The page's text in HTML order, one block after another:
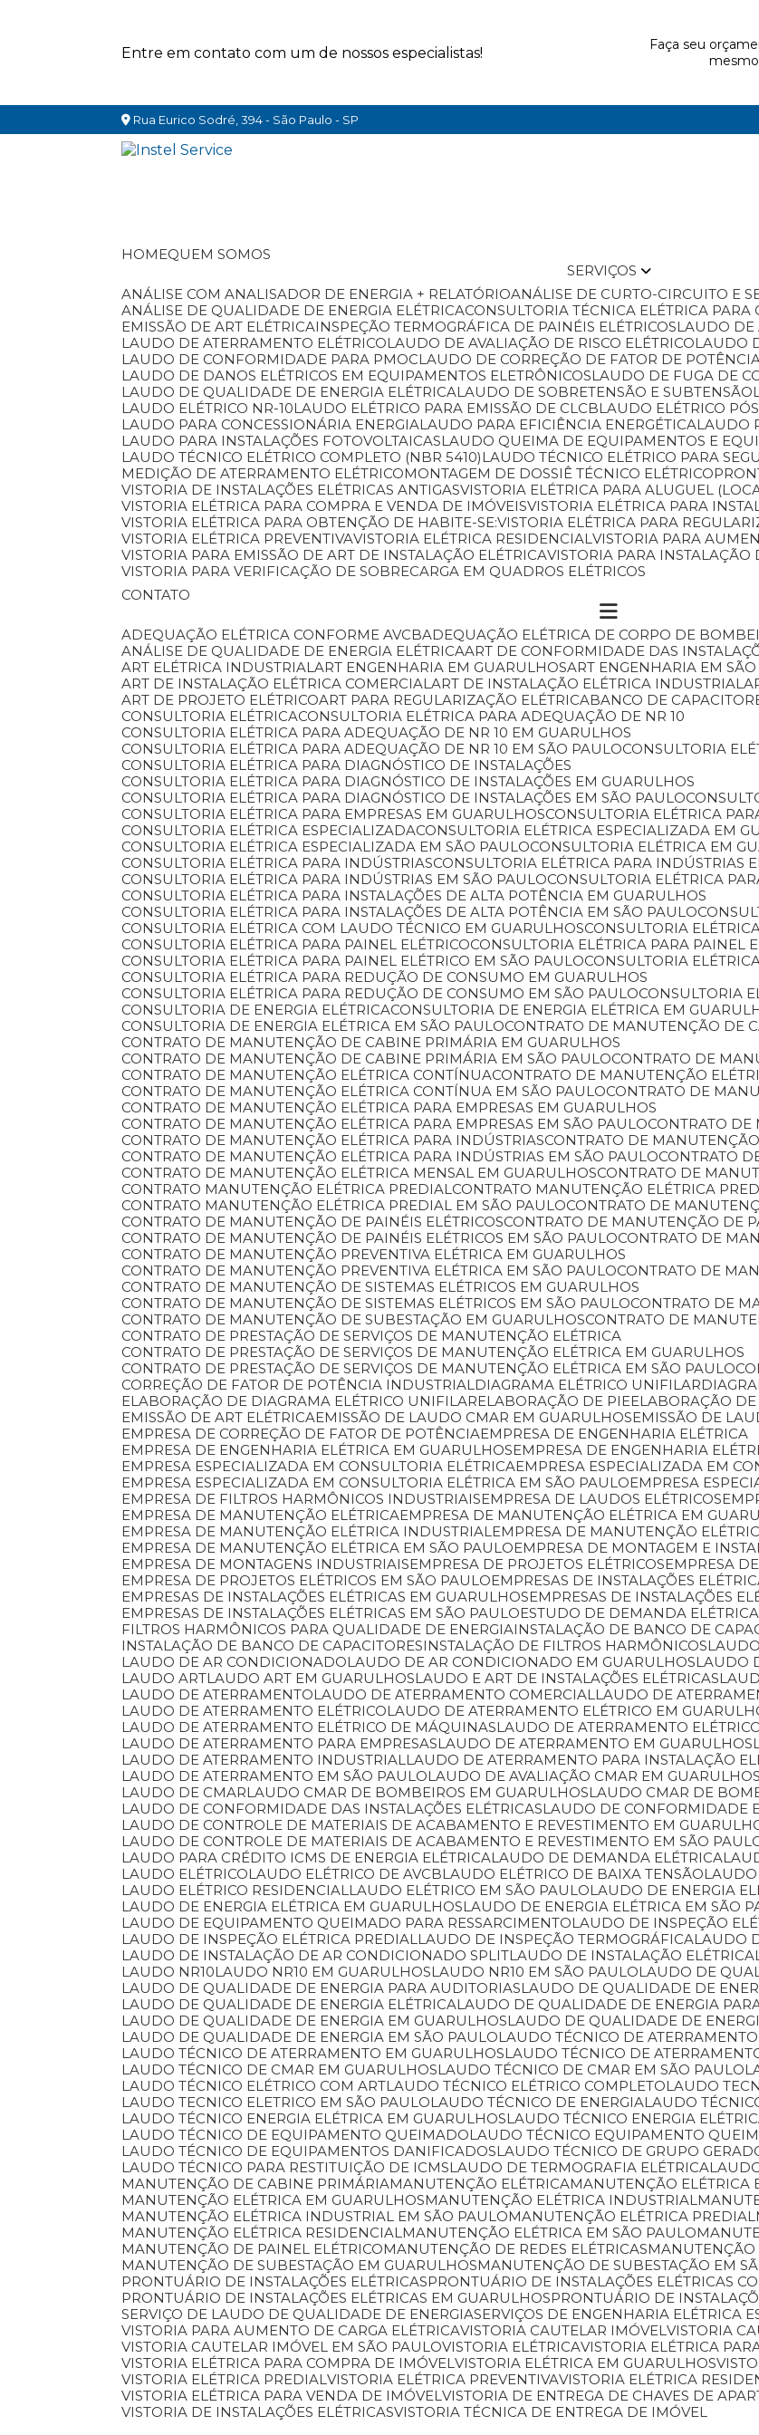
Entre em contato com um de nossos especialistas!
Faça seu
mesmo
Rua Eurico Sodré, 394 - São Paulo - SP
HOME
QUEM SOMOS
SERVIÇOS
ANÁLISE COM ANALISADOR DE ENERGIA + RELATÓRIO
ANÁLISE DE CURTO-CIRCUITO E
ANÁLISE DE QUALIDADE DE ENERGIA ELÉTRICA CONSULTORIA TÉCNICA ELÉTRICA
EMISSÃO DE ART ELÉTRICA INSPEÇÃO TERMOGRÁFICA DE PAINÉIS ELÉTRICOS LAUDO
LAUDO DE ATERRAMENTO ELÉTRICO LAUDO DE AVALIAÇÃO DE RISCO ELÉTRICO LAUDO
LAUDO DE CONFORMIDADE PARA PMOC LAUDO DE CORREÇÃO DE FATOR DE
LAUDO DE DANOS ELÉTRICOS EM EQUIPAMENTOS ELETRÔNICOS LAUDO DE FUGA DE
LAUDO DE QUALIDADE DE ENERGIA ELÉTRICA LAUDO DE SOBRETENSÃO E SUBTENSÃO
LAUDO ELÉTRICO NR-10 LAUDO ELÉTRICO PARA EMISSÃO DE CLCB LAUDO ELÉTRICO
LAUDO PARA CONCESSIONÁRIA ENERGIA LAUDO PARA EFICIÊNCIA ENERGÉTICA LAUDO
LAUDO PARA INSTALAÇÕES FOTOVOLTAICAS LAUDO QUEIMA DE EQUIPAMENTOS E
LAUDO TÉCNICO ELÉTRICO COMPLETO (NBR 5410)
LAUDO TÉCNICO ELÉTRICO PARA
MEDIÇÃO DE ATERRAMENTO ELÉTRICO
MONTAGEM DE DOSSIÊ TÉCNICO ELÉTRICO
VISTORIA DE INSTALAÇÕES ELÉTRICAS ANTIGAS VISTORIA ELÉTRICA PARA ALUGUEL
VISTORIA ELÉTRICA PARA COMPRA E VENDA DE IMÓVEIS VISTORIA ELÉTRICA PARA
VISTORIA ELÉTRICA PARA OBTENÇÃO DE HABITE-SE: VISTORIA ELÉTRICA PARA
VISTORIA ELÉTRICA PREVENTIVA VISTORIA ELÉTRICA RESIDENCIAL VISTORIA PARA
VISTORIA PARA EMISSÃO DE ART DE INSTALAÇÃO ELÉTRICA VISTORIA PARA
VISTORIA PARA VERIFICAÇÃO DE SOBRECARGA EM QUADROS ELÉTRICOS
CONTATO
ADEQUAÇÃO ELÉTRICA CONFORME AVCB ADEQUAÇÃO ELÉTRICA DE CORPO DE
ANÁLISE DE QUALIDADE DE ENERGIA ELÉTRICA
ART DE CONFORMIDADE DAS
ART ELÉTRICA INDUSTRIAL
ART ENGENHARIA EM GUARULHOS
ART ENGENHARIA EM
ART DE INSTALAÇÃO ELÉTRICA COMERCIAL
ART DE INSTALAÇÃO ELÉTRICA INDUSTRIAL
ART DE PROJETO ELÉTRICO
ART PARA REGULARIZAÇÃO ELÉTRICA
BANCO DE
CONSULTORIA ELÉTRICA CONSULTORIA ELÉTRICA PARA ADEQUAÇÃO DE NR 10
CONSULTORIA ELÉTRICA PARA ADEQUAÇÃO DE NR 10 EM GUARULHOS
CONSULTORIA ELÉTRICA PARA ADEQUAÇÃO DE NR 10 EM SÃO PAULO
CONSULTORIA
CONSULTORIA ELÉTRICA PARA DIAGNÓSTICO DE INSTALAÇÕES
CONSULTORIA ELÉTRICA PARA DIAGNÓSTICO DE INSTALAÇÕES EM GUARULHOS
CONSULTORIA ELÉTRICA PARA DIAGNÓSTICO DE INSTALAÇÕES EM SÃO PAULO
CONSULTORIA ELÉTRICA PARA EMPRESAS EM GUARULHOS
CONSULTORIA ELÉTRICA
CONSULTORIA ELÉTRICA ESPECIALIZADA CONSULTORIA ELÉTRICA ESPECIALIZADA EM
CONSULTORIA ELÉTRICA ESPECIALIZADA EM SÃO PAULO
CONSULTORIA ELÉTRICA EM
CONSULTORIA ELÉTRICA PARA INDÚSTRIAS
CONSULTORIA ELÉTRICA PARA INDÚSTRIAS
CONSULTORIA ELÉTRICA PARA INDÚSTRIAS EM SÃO PAULO
CONSULTORIA ELÉTRICA
CONSULTORIA ELÉTRICA PARA INSTALAÇÕES DE ALTA POTÊNCIA EM GUARULHOS
CONSULTORIA ELÉTRICA PARA INSTALAÇÕES DE ALTA POTÊNCIA EM SÃO PAULO
CONSULTORIA ELÉTRICA COM LAUDO TÉCNICO EM GUARULHOS
CONSULTORIA
CONSULTORIA ELÉTRICA PARA PAINEL ELÉTRICO
CONSULTORIA ELÉTRICA PARA PAINEL
CONSULTORIA ELÉTRICA PARA PAINEL ELÉTRICO EM SÃO PAULO
CONSULTORIA
CONSULTORIA ELÉTRICA PARA REDUÇÃO DE CONSUMO EM GUARULHOS
CONSULTORIA ELÉTRICA PARA REDUÇÃO DE CONSUMO EM SÃO PAULO
CONSULTORIA
CONSULTORIA DE ENERGIA ELÉTRICA CONSULTORIA DE ENERGIA ELÉTRICA EM
CONSULTORIA DE ENERGIA ELÉTRICA EM SÃO PAULO
CONTRATO DE MANUTENÇÃO DE
CONTRATO DE MANUTENÇÃO DE CABINE PRIMÁRIA EM GUARULHOS
CONTRATO DE MANUTENÇÃO DE CABINE PRIMÁRIA EM SÃO PAULO
CONTRATO DE
CONTRATO DE MANUTENÇÃO ELÉTRICA CONTÍNUA CONTRATO DE MANUTENÇÃO
CONTRATO DE MANUTENÇÃO ELÉTRICA CONTÍNUA EM SÃO PAULO
CONTRATO DE
CONTRATO DE MANUTENÇÃO ELÉTRICA PARA EMPRESAS EM GUARULHOS
CONTRATO DE MANUTENÇÃO ELÉTRICA PARA EMPRESAS EM SÃO PAULO
CONTRATO
CONTRATO DE MANUTENÇÃO ELÉTRICA PARA INDÚSTRIAS
CONTRATO DE
CONTRATO DE MANUTENÇÃO ELÉTRICA PARA INDÚSTRIAS EM SÃO PAULO
CONTRATO
CONTRATO DE MANUTENÇÃO ELÉTRICA MENSAL EM GUARULHOS
CONTRATO DE
CONTRATO MANUTENÇÃO ELÉTRICA PREDIAL CONTRATO MANUTENÇÃO ELÉTRICA
CONTRATO MANUTENÇÃO ELÉTRICA PREDIAL EM SÃO PAULO
CONTRATO DE
CONTRATO DE MANUTENÇÃO DE PAINÉIS ELÉTRICOS
CONTRATO DE MANUTENÇÃO DE
CONTRATO DE MANUTENÇÃO DE PAINÉIS ELÉTRICOS EM SÃO PAULO
CONTRATO DE
CONTRATO DE MANUTENÇÃO PREVENTIVA ELÉTRICA EM GUARULHOS
CONTRATO DE MANUTENÇÃO PREVENTIVA ELÉTRICA EM SÃO PAULO
CONTRATO DE
CONTRATO DE MANUTENÇÃO DE SISTEMAS ELÉTRICOS EM GUARULHOS
CONTRATO DE MANUTENÇÃO DE SISTEMAS ELÉTRICOS EM SÃO PAULO
CONTRATO DE
CONTRATO DE MANUTENÇÃO DE SUBESTAÇÃO EM GUARULHOS
CONTRATO DE
CONTRATO DE PRESTAÇÃO DE SERVIÇOS DE MANUTENÇÃO ELÉTRICA
CONTRATO DE PRESTAÇÃO DE SERVIÇOS DE MANUTENÇÃO ELÉTRICA EM GUARULHOS
CONTRATO DE PRESTAÇÃO DE SERVIÇOS DE MANUTENÇÃO ELÉTRICA EM SÃO PAULO
CORREÇÃO DE FATOR DE POTÊNCIA INDUSTRIAL
DIAGRAMA ELÉTRICO UNIFILAR
ELABORAÇÃO DE DIAGRAMA ELÉTRICO UNIFILAR
ELABORAÇÃO DE PIE ELABORAÇÃO
EMISSÃO DE ART ELÉTRICA EMISSÃO DE LAUDO CMAR EM GUARULHOS
EMISSÃO DE
EMPRESA DE CORREÇÃO DE FATOR DE POTÊNCIA EMPRESA DE ENGENHARIA ELÉTRICA
EMPRESA DE ENGENHARIA ELÉTRICA EM GUARULHOS
EMPRESA DE ENGENHARIA
EMPRESA ESPECIALIZADA EM CONSULTORIA ELÉTRICA EMPRESA ESPECIALIZADA EM
EMPRESA ESPECIALIZADA EM CONSULTORIA ELÉTRICA EM SÃO PAULO
EMPRESA
EMPRESA DE FILTROS HARMÔNICOS INDUSTRIAIS
EMPRESA DE LAUDOS ELÉTRICOS
EMPRESA DE MANUTENÇÃO ELÉTRICA EMPRESA DE MANUTENÇÃO ELÉTRICA EM
EMPRESA DE MANUTENÇÃO ELÉTRICA INDUSTRIAL EMPRESA DE MANUTENÇÃO
EMPRESA DE MANUTENÇÃO ELÉTRICA EM SÃO PAULO
EMPRESA DE MONTAGEM E
EMPRESA DE MONTAGENS INDUSTRIAIS
EMPRESA DE PROJETOS ELÉTRICOS
EMPRESA
EMPRESA DE PROJETOS ELÉTRICOS EM SÃO PAULO
EMPRESAS DE INSTALAÇÕES
EMPRESAS DE INSTALAÇÕES ELÉTRICAS EM GUARULHOS
EMPRESAS DE INSTALAÇÕES
EMPRESAS DE INSTALAÇÕES ELÉTRICAS EM SÃO PAULO
ESTUDO DE DEMANDA ELÉTRICA
FILTROS HARMÔNICOS PARA QUALIDADE DE ENERGIA INSTALAÇÃO DE BANCO DE
INSTALAÇÃO DE BANCO DE CAPACITORES INSTALAÇÃO DE FILTROS HARMÔNICOS
LAUDO DE AR CONDICIONADO LAUDO DE AR CONDICIONADO EM GUARULHOS LAUDO
LAUDO ART LAUDO ART EM GUARULHOS LAUDO E ART DE INSTALAÇÕES ELÉTRICAS
LAUDO DE ATERRAMENTO LAUDO DE ATERRAMENTO COMERCIAL LAUDO DE
LAUDO DE ATERRAMENTO ELÉTRICO LAUDO DE ATERRAMENTO ELÉTRICO EM
LAUDO DE ATERRAMENTO ELÉTRICO DE MÁQUINAS LAUDO DE ATERRAMENTO
LAUDO DE ATERRAMENTO PARA EMPRESAS LAUDO DE ATERRAMENTO EM GUARULHOS
LAUDO DE ATERRAMENTO INDUSTRIAL LAUDO DE ATERRAMENTO PARA INSTALAÇÃO
LAUDO DE ATERRAMENTO EM SÃO PAULO LAUDO DE AVALIAÇÃO CMAR EM GUARULHOS
LAUDO DE CMAR LAUDO CMAR DE BOMBEIROS EM GUARULHOS LAUDO CMAR DE
LAUDO DE CONFORMIDADE DAS INSTALAÇÕES ELÉTRICAS LAUDO DE CONFORMIDADE
LAUDO DE CONTROLE DE MATERIAIS DE ACABAMENTO E REVESTIMENTO EM
LAUDO DE CONTROLE DE MATERIAIS DE ACABAMENTO E REVESTIMENTO EM SÃO
LAUDO PARA CRÉDITO ICMS DE ENERGIA ELÉTRICA LAUDO DE DEMANDA ELÉTRICA
LAUDO ELÉTRICO LAUDO ELÉTRICO DE AVCB LAUDO ELÉTRICO DE BAIXA TENSÃO
LAUDO ELÉTRICO RESIDENCIAL LAUDO ELÉTRICO EM SÃO PAULO LAUDO DE ENERGIA
LAUDO DE ENERGIA ELÉTRICA EM GUARULHOS LAUDO DE ENERGIA ELÉTRICA EM SÃO
LAUDO DE EQUIPAMENTO QUEIMADO PARA RESSARCIMENTO LAUDO DE INSPEÇÃO
LAUDO DE INSPEÇÃO ELÉTRICA PREDIAL LAUDO DE INSPEÇÃO TERMOGRÁFICA LAUDO
LAUDO DE INSTALAÇÃO DE AR CONDICIONADO SPLIT LAUDO DE INSTALAÇÃO ELÉTRICA
LAUDO NR10 LAUDO NR10 EM GUARULHOS LAUDO NR10 EM SÃO PAULO LAUDO DE
LAUDO DE QUALIDADE DE ENERGIA PARA AUDITORIAS LAUDO DE QUALIDADE DE
LAUDO DE QUALIDADE DE ENERGIA ELÉTRICA LAUDO DE QUALIDADE DE ENERGIA
LAUDO DE QUALIDADE DE ENERGIA EM GUARULHOS LAUDO DE QUALIDADE DE
LAUDO DE QUALIDADE DE ENERGIA EM SÃO PAULO LAUDO TÉCNICO DE ATERRAMENTO
LAUDO TÉCNICO DE ATERRAMENTO EM GUARULHOS LAUDO TÉCNICO DE
LAUDO TÉCNICO DE CMAR EM GUARULHOS LAUDO TÉCNICO DE CMAR EM SÃO PAULO
LAUDO TÉCNICO ELÉTRICO COM ART LAUDO TÉCNICO ELÉTRICO COMPLETO LAUDO
LAUDO TECNICO ELETRICO EM SÃO PAULO LAUDO TÉCNICO DE ENERGIA LAUDO
LAUDO TÉCNICO ENERGIA ELÉTRICA EM GUARULHOS LAUDO TÉCNICO ENERGIA
LAUDO TÉCNICO DE EQUIPAMENTO QUEIMADO LAUDO TÉCNICO EQUIPAMENTO
LAUDO TÉCNICO DE EQUIPAMENTOS DANIFICADOS LAUDO TÉCNICO DE GRUPO
LAUDO TÉCNICO PARA RESTITUIÇÃO DE ICMS LAUDO DE TERMOGRAFIA ELÉTRICA
MANUTENÇÃO DE CABINE PRIMÁRIA
MANUTENÇÃO ELÉTRICA
MANUTENÇÃO
MANUTENÇÃO ELÉTRICA EM GUARULHOS
MANUTENÇÃO ELÉTRICA INDUSTRIAL
MANUTENÇÃO ELÉTRICA INDUSTRIAL EM SÃO PAULO
MANUTENÇÃO ELÉTRICA PREDIAL
MANUTENÇÃO ELÉTRICA RESIDENCIAL
MANUTENÇÃO ELÉTRICA EM SÃO PAULO
MANUTENÇÃO DE PAINEL ELÉTRICO
MANUTENÇÃO DE REDES ELÉTRICAS
MANUTENÇÃO DE SUBESTAÇÃO EM GUARULHOS
MANUTENÇÃO DE SUBESTAÇÃO EM
PRONTUÁRIO DE INSTALAÇÕES ELÉTRICAS
PRONTUÁRIO DE INSTALAÇÕES ELÉTRICAS
PRONTUÁRIO DE INSTALAÇÕES ELÉTRICAS EM GUARULHOS
PRONTUÁRIO DE
SERVIÇO DE LAUDO DE QUALIDADE DE ENERGIA SERVIÇOS DE ENGENHARIA ELÉTRICA
VISTORIA PARA AUMENTO DE CARGA ELÉTRICA VISTORIA CAUTELAR IMÓVEL VISTORIA
VISTORIA CAUTELAR IMÓVEL EM SÃO PAULO VISTORIA ELÉTRICA VISTORIA ELÉTRICA
VISTORIA ELÉTRICA PARA COMPRA DE IMÓVEL VISTORIA ELÉTRICA EM GUARULHOS
VISTORIA ELÉTRICA PREDIAL VISTORIA ELÉTRICA PREVENTIVA VISTORIA ELÉTRICA
VISTORIA ELÉTRICA PARA VENDA DE IMÓVEL VISTORIA DE ENTREGA DE CHAVES DE
VISTORIA DE INSTALAÇÕES ELÉTRICAS VISTORIA TÉCNICA DE ENTREGA DE IMÓVEL